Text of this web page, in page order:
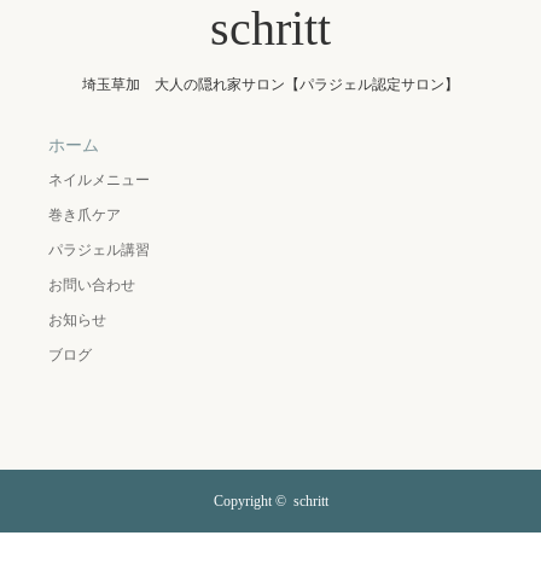
schritt
埼玉草加 大人の隠れ家サロン【パラジェル認定サロン】
ホーム
ネイルメニュー
巻き爪ケア
パラジェル講習
お問い合わせ
お知らせ
ブログ
Copyright © schritt